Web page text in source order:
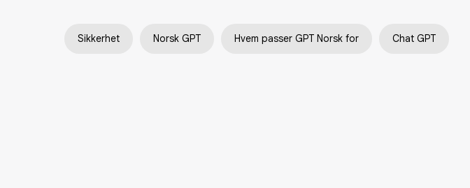
Sikkerhet Norsk GPT Hvem passer GPT Norsk for Chat GPT